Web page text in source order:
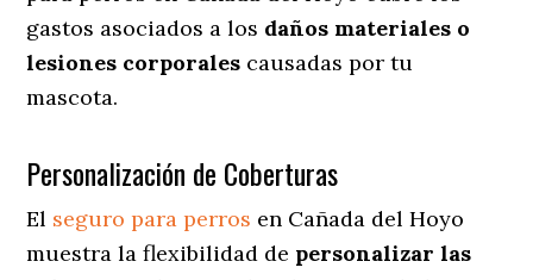
gastos asociados a los daños materiales o
lesiones corporales causadas por tu
mascota.
Personalización de Coberturas
El seguro para perros en Cañada del Hoyo
muestra la flexibilidad de personalizar las